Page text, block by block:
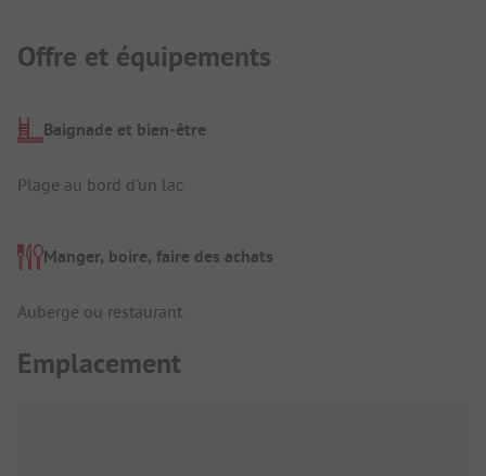
Offre et équipements
Baignade et bien-être
Plage au bord d'un lac
Manger, boire, faire des achats
Auberge ou restaurant
Emplacement